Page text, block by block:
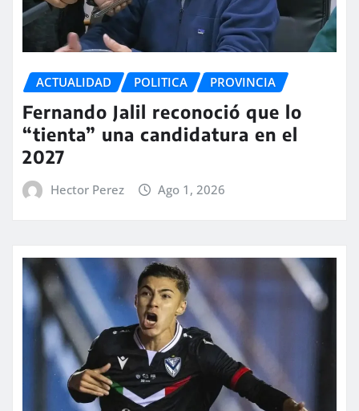
ACTUALIDAD POLITICA PROVINCIA
Fernando Jalil reconoció que lo
“tienta” una candidatura en el
2027
Hector Perez Ago 1, 2026